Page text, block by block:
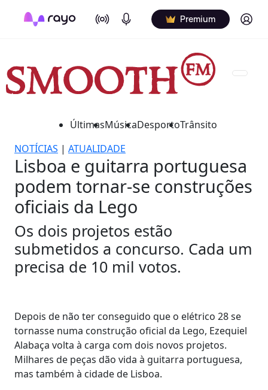
On Air Podcasts Premium Log in
ÚltimasMúsicaDesportoTrânsito
NOTÍCIAS | ATUALIDADE
Lisboa e guitarra portuguesa
podem tornar-se construções
oficiais da Lego
Os dois projetos estão
submetidos a concurso. Cada um
precisa de 10 mil votos.
Depois de não ter conseguido que o elétrico 28 se
tornasse numa construção oficial da Lego, Ezequiel
Alabaça volta à carga com dois novos projetos.
Milhares de peças dão vida à guitarra portuguesa,
mas também à cidade de Lisboa.